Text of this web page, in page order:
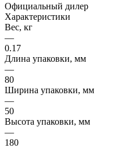
Официальный дилер
Характеристики
Вес, кг
—
0.17
Длина упаковки, мм
—
80
Ширина упаковки, мм
—
50
Высота упаковки, мм
—
180